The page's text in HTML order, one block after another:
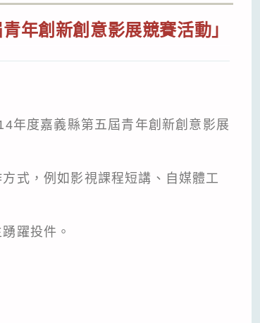
年創新創意影展競賽活動」
年度嘉義縣第五屆青年創新創意影展
式，例如影視課程短講、自媒體工
躍投件。